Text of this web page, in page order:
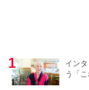
イン
う「